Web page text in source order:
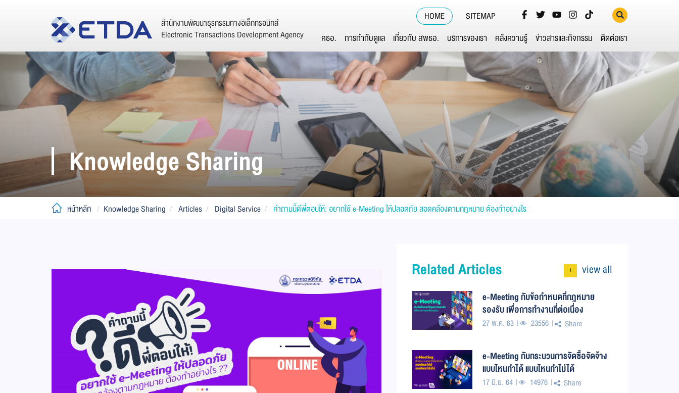
HOME SITEMAP
สำนักงานพัฒนาธุรกรรมทางอิเล็กทรอนิกส์
Electronic Transactions Development Agency
คธอ. การกำกับดูแล เกี่ยวกับ สพธอ. บริการของเรา คลังความรู้ ข่าวสารและกิจกรรม ติดต่อเรา
Knowledge Sharing
หน้าหลัก Knowledge Sharing Articles Digital Service คำถามนี้ดีพี่ตอบให้: อยากใช้ e-Meeting ให้ปลอดภัย สอดคล้องตามกฎหมาย ต้องทำอย่างไร
Related Articles + view all
e-Meeting กับข้อกำหนดที่กฎหมาย
รองรับ เพื่อการทำงานที่ต่อเนื่อง
27 พ.ค. 63 23556 Share
e-Meeting กับกระบวนการจัดซื้อจัดจ้าง
แบบไหนทำได้ แบบไหนทำไม่ได้
17 มิ.ย. 64 14976 Share